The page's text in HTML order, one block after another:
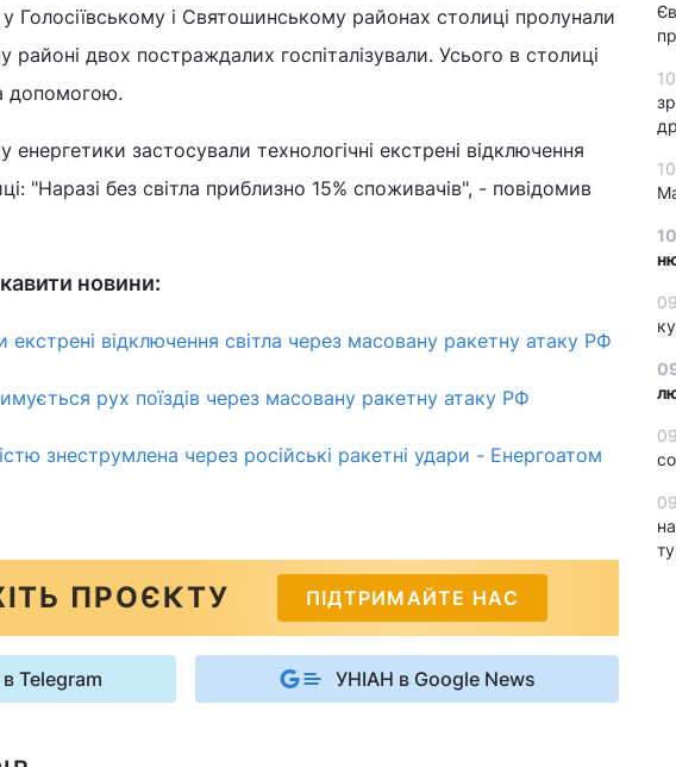
Голосіївському і Святошинському районах столиці пролунали
двох постраждалих госпіталізували. Усього в столиці
допомогою.
застосували технологічні екстрені відключення
"Наразі без світла приблизно 15% споживачів", - повідомив
новини:
екстрені відключення світла через масовану ракетну атаку РФ
рух поїздів через масовану ракетну атаку РФ
знеструмлена через російські ракетні удари - Енергоатом
ПРОЄКТУ ПІДТРИМАЙТЕ НАС
Telegram УНІАН в Google News